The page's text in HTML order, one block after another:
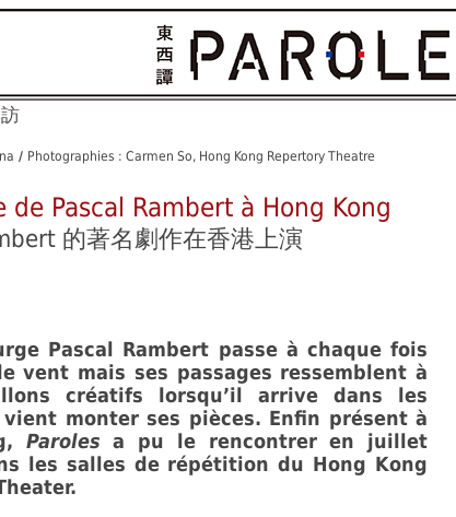
/ Photographies : Carmen So, Hong Kong Repertory Theatre
de Pascal Rambert à Hong Kong
的著名劇作在香港上演
Pascal Rambert passe à chaque fois
vent mais ses passages ressemblent à
créatifs lorsqu’il arrive dans les
monter ses pièces. Enfin présent à
Paroles a pu le rencontrer en juillet
les salles de répétition du Hong Kong